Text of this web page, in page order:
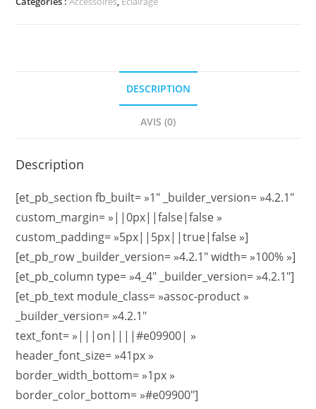
DESCRIPTION
AVIS (0)
Description
[et_pb_section fb_built= »1″ _builder_version= »4.2.1″
custom_margin= »||0px||false|false »
custom_padding= »5px||5px||true|false »]
[et_pb_row _builder_version= »4.2.1″ width= »100% »]
[et_pb_column type= »4_4″ _builder_version= »4.2.1″]
[et_pb_text module_class= »assoc-product »
_builder_version= »4.2.1″
text_font= »|||on||||#e09900| »
header_font_size= »41px »
border_width_bottom= »1px »
border_color_bottom= »#e09900″]